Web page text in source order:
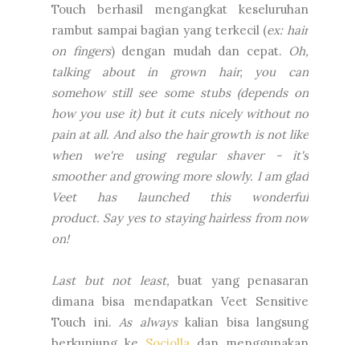
Touch berhasil mengangkat keseluruhan
rambut sampai bagian yang terkecil (ex: hair
on fingers) dengan mudah dan cepat. Oh,
talking about in grown hair, you can
somehow still see some stubs (depends on
how you use it) but it cuts nicely without no
pain at all. And also the hair growth is not like
when we're using regular shaver - it's
smoother and growing more slowly. I am glad
Veet has launched this wonderful
product. Say yes to staying hairless from now
on!
Last but not least, buat yang penasaran
dimana bisa mendapatkan Veet Sensitive
Touch ini. As always kalian bisa langsung